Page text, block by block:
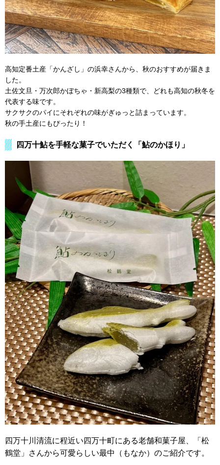
高知定番土産「かんざし」の浜幸さんから、秋のおすすめが届きま
した。
土佐文旦・万次郎かぼちゃ・新高梨の3種類で、どれも高知の秋冬を
代表する味です。
サクサクのパイにそれぞれの味がぎゅっと詰まっています。
秋の手土産にもぴったり！
四万十鮎を手軽な菓子でいただく「鮎のかほり」
四万十川清流に程近い四万十町にある老舗和菓子屋、「松
鶴堂」さんから可愛らしい最中（もなか）のご紹介です。